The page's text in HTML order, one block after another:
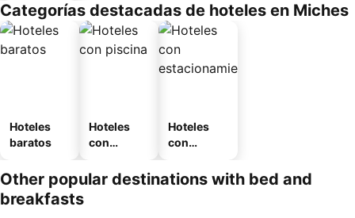
Categorías destacadas de hoteles en Miches
Hoteles
baratos
Hoteles
con
Hoteles
con
miento
Other popular destinations with bed and
breakfasts